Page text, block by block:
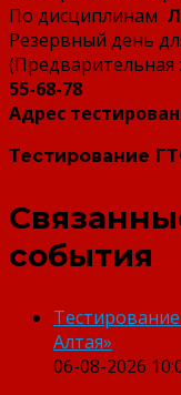
По дисциплинам
Резервный день
(Предварительная
55-68-78
Адрес
Тестирование
события
Алтая»
06-08-2026